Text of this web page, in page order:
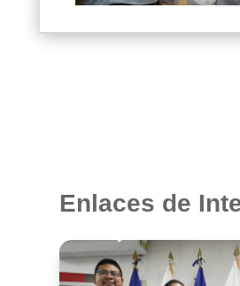
Enlaces de